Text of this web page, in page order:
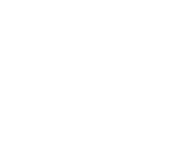
So bleiben
oder eine
Scharnierdesign
dass alles an